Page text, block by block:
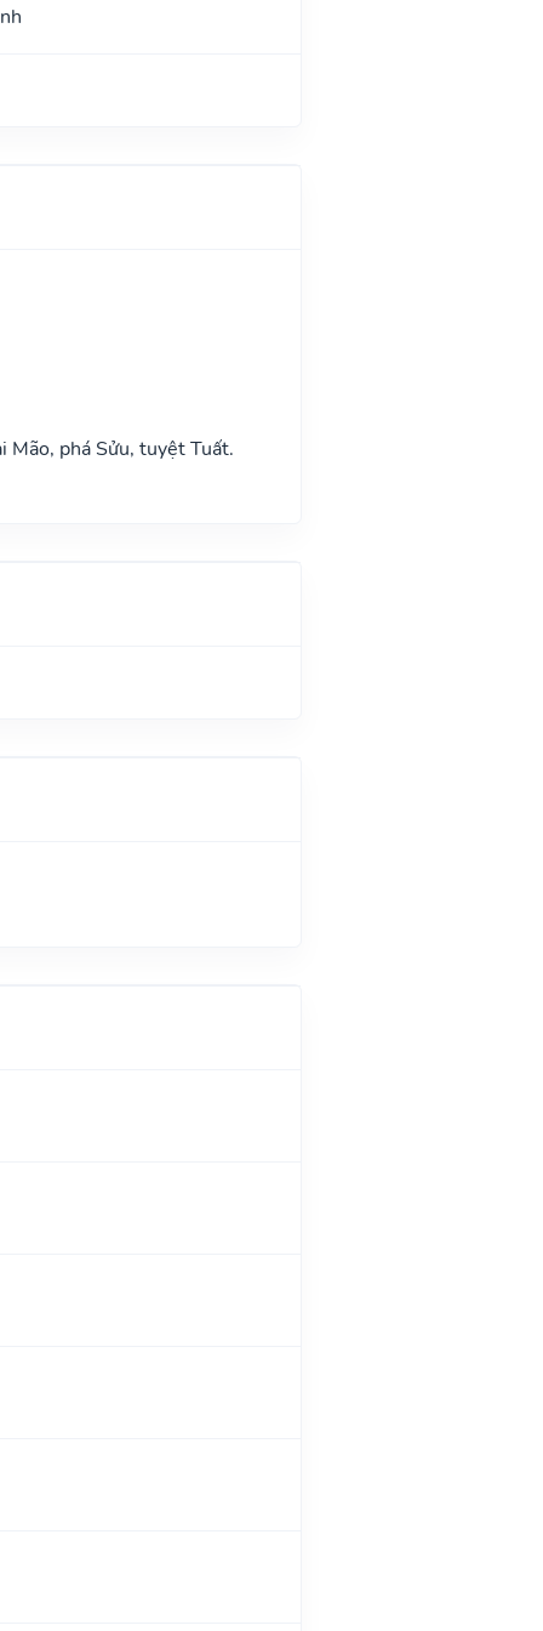
Mão, phá Sửu, tuyệt Tuất.